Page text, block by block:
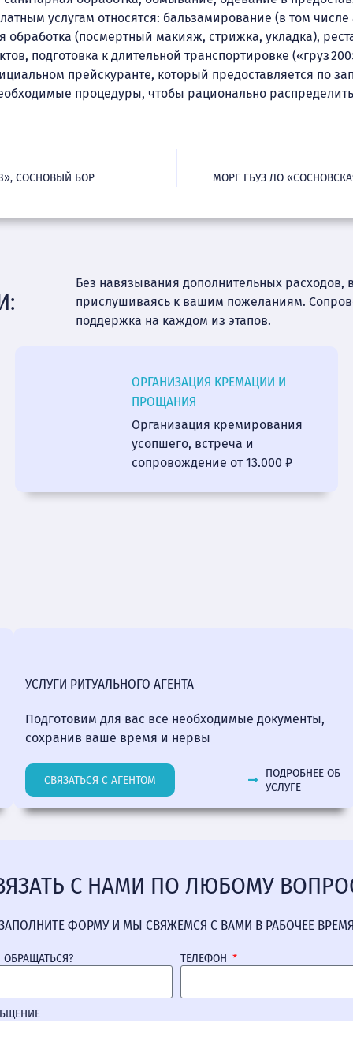
услугам относятся: бальзамирование (в том
обработка (посмертный макияж, стрижка, укладка),
подготовка к длительной транспортировке («груз
прейскуранте, который предоставляется по
процедуры, чтобы рационально
СОСНОВЫЙ БОР МОРГ ГБУЗ ЛО
Без навязывания дополнительных расходов,
прислушиваясь к вашим пожеланиям.
поддержка на каждом из этапов.
ОРГАНИЗАЦИЯ КРЕМАЦИИ И
ПРОЩАНИЯ
Организация кремирования
усопшего, встреча и
сопровождение от 13.000 ₽
УСЛУГИ РИТУАЛЬНОГО АГЕНТА
Подготовим для вас все необходимые документы,
сохранив ваше время и нервы
СВЯЗАТЬСЯ С АГЕНТОМ
ПОДРОБНЕЕ ОБ
УСЛУГЕ
С НАМИ ПО ЛЮБОМУ
ФОРМУ И МЫ СВЯЖЕМСЯ С ВАМИ В РАБОЧЕЕ
ТЕЛЕФОН